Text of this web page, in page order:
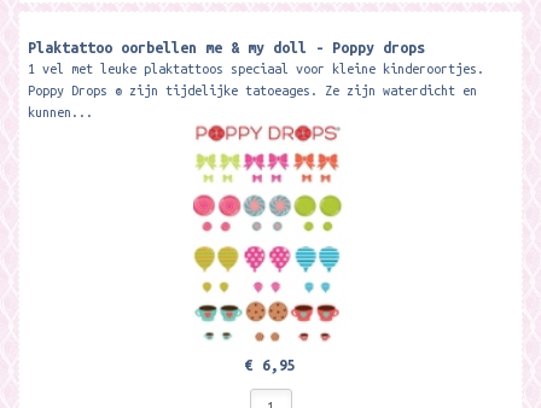
Plaktattoo oorbellen me & my doll - Poppy drops
1 vel met leuke plaktattoos speciaal voor kleine kinderoortjes.
Poppy Drops ® zijn tijdelijke tatoeages. Ze zijn waterdicht en
kunnen...
€ 6,95